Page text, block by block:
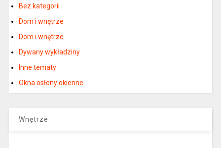
Bez kategorii
Dom i wnętrze
Dom i wnętrze
Dywany wykładziny
Inne tematy
Okna osłony okienne
Wnętrze